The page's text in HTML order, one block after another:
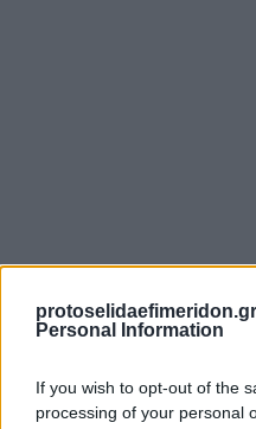
Personal Information
If you wish to opt-out of the
processing of your personal